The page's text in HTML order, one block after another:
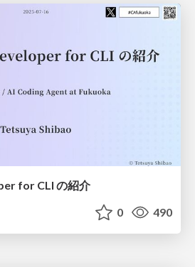
for CLI の紹介
0 490